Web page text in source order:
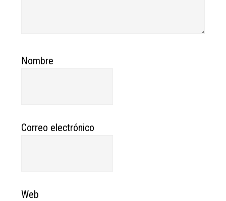
Nombre
Correo electrónico
Web